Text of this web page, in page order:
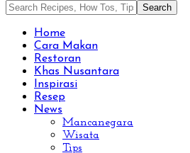
Home
Cara Makan
Restoran
Khas Nusantara
Inspirasi
Resep
News
Mancanegara
Wisata
Tips